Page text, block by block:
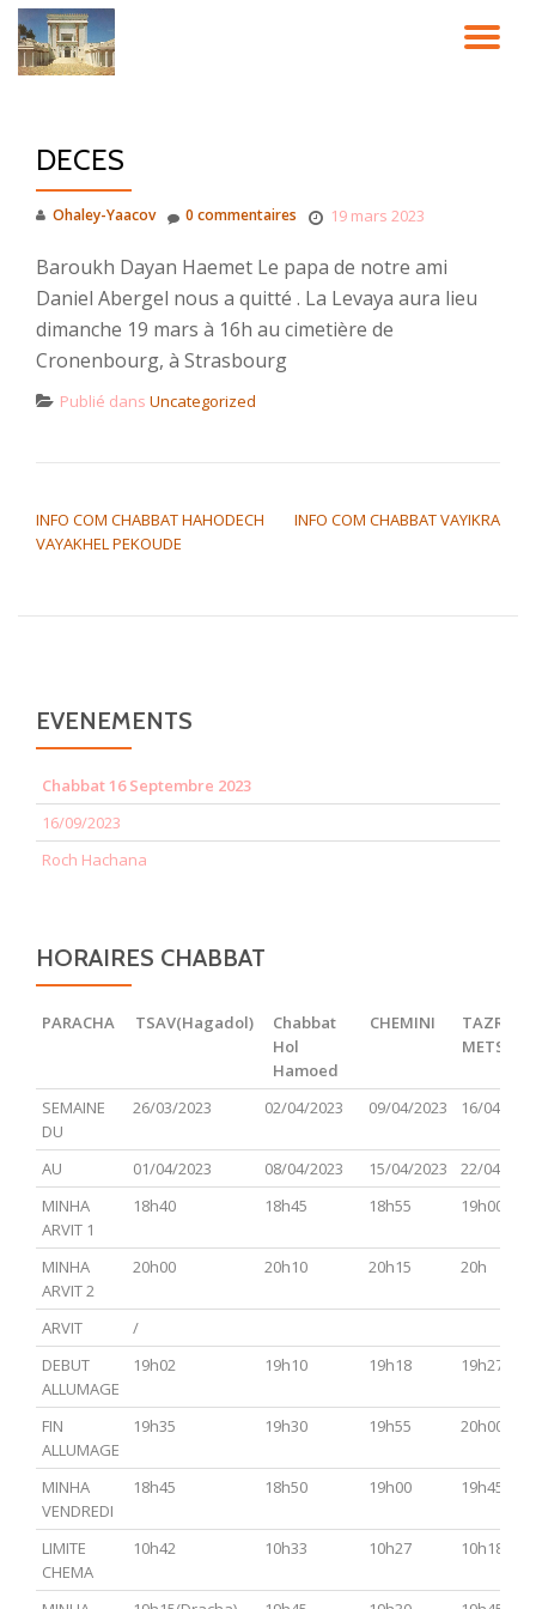
Aller
DECES
Ohaley-Yaacov 19 mars 2023
0 commentaires
Baroukh Dayan Haemet Le papa de notre ami
Daniel Abergel nous a quitté . La Levaya aura lieu
dimanche 19 mars à 16h au cimetière de
Cronenbourg, à Strasbourg
Publié dans Uncategorized
INFO COM CHABBAT HAHODECH
VAYAKHEL PEKOUDE
INFO COM CHABBAT VAYIKRA
EVENEMENTS
Chabbat 16 Septembre 2023
16/09/2023
Roch Hachana
HORAIRES CHABBAT
PARACHA TSAV(Hagadol)
Chabbat
Hol
Hamoed
CHEMINI
TAZRIA
PARACHA TSAV(Hagadol)
Chabbat
Hamoed
CHEMINI
TAZRIA
SEMAINE
DU
26/03/2023 02/04/2023 09/04/2023 16/04/
AU 01/04/2023 08/04/2023 15/04/2023
22/04/
MINHA
ARVIT 1
18h40 18h45 18h55 19h00
MINHA
ARVIT 2
20h00 20h10 20h15 20h
ARVIT
/
DEBUT
ALLUMAGE
19h02 19h10 19h18 19h27
FIN
ALLUMAGE
19h35 19h30 19h55 20h00
MINHA
VENDREDI
18h45 18h50 19h00 19h45
LIMITE
CHEMA
10h42 10h33 10h27 10h18